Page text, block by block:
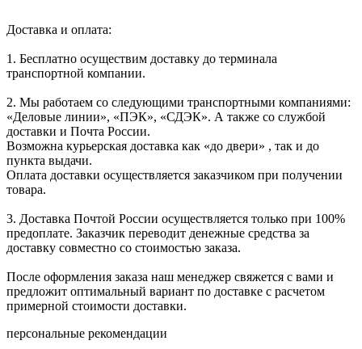
Доставка и оплата:
1. Бесплатно осуществим доставку до терминала
транспортной компании.
2. Мы работаем со следующими транспортными компаниями:
«Деловые линии», «ПЭК», «СДЭК». А также со службой
доставки и Почта России.
Возможна курьерская доставка как «до двери» , так и до
пункта выдачи.
Оплата доставки осуществляется заказчиком при получении
товара.
3. Доставка Почтой России осуществляется только при 100%
предоплате. Заказчик переводит денежные средства за
доставку совместно со стоимостью заказа.
После оформления заказа наш менеджер свяжется с вами и
предложит оптимальный вариант по доставке с расчетом
примерной стоимости доставки.
персональные рекомендации